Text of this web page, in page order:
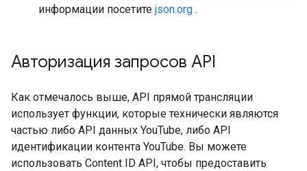
информации посетите json.org .
Авторизация запросов API
Как отмечалось выше, API прямой трансляции
использует функции, которые технически являются
частью либо API данных YouTube, либо API
идентификации контента YouTube. Вы можете
использовать Content ID API, чтобы предоставить